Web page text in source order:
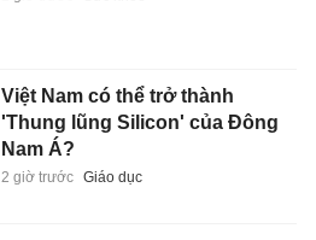
Việt Nam có thể trở thành
'Thung lũng Silicon' của Đông
Nam Á?
2 giờ trước Giáo dục